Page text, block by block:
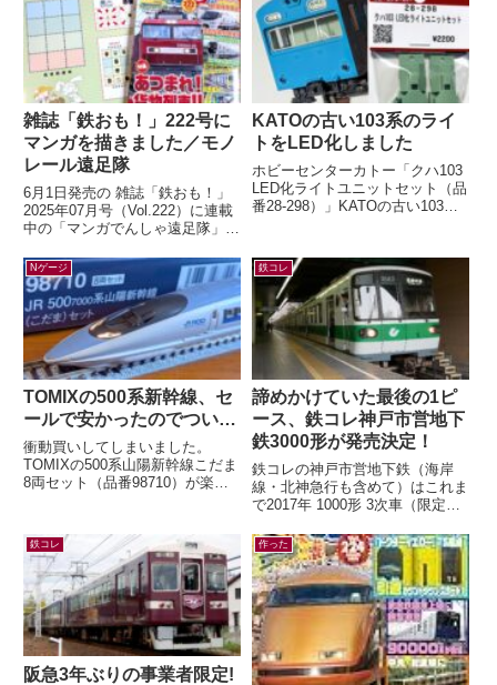
雑誌「鉄おも！」222号に
マンガを描きました／モノ
レール遠足隊
6月1日発売の 雑誌「鉄おも！」
2025年07月号（Vol.222）に連載
中の「マンガでんしゃ遠足隊」最
がる？ぶらさがる？それゆけ...
KATOの古い103系のライ
トをLED化しました
ホビーセンターカトー「クハ103
LED化ライトユニットセット（品
番28-298）」KATOの古い103系
Nゲージ
TOMIXの500系新幹線、セ
ールで安かったのでつい…
衝動買いしてしまいました。
TOMIXの500系山陽新幹線こだま
8両セット（品番98710）が楽天
は...
鉄コレ
諦めかけていた最後の1ピ
ース、鉄コレ神戸市営地下
鉄3000形が発売決定！
鉄コレの神戸市営地下鉄（海岸
線・北神急行も含めて）はこれま
で2017年 1000形 3次車（限定）
定）2020年 6000形...
鉄コレ
阪急3年ぶりの事業者限定!
作った